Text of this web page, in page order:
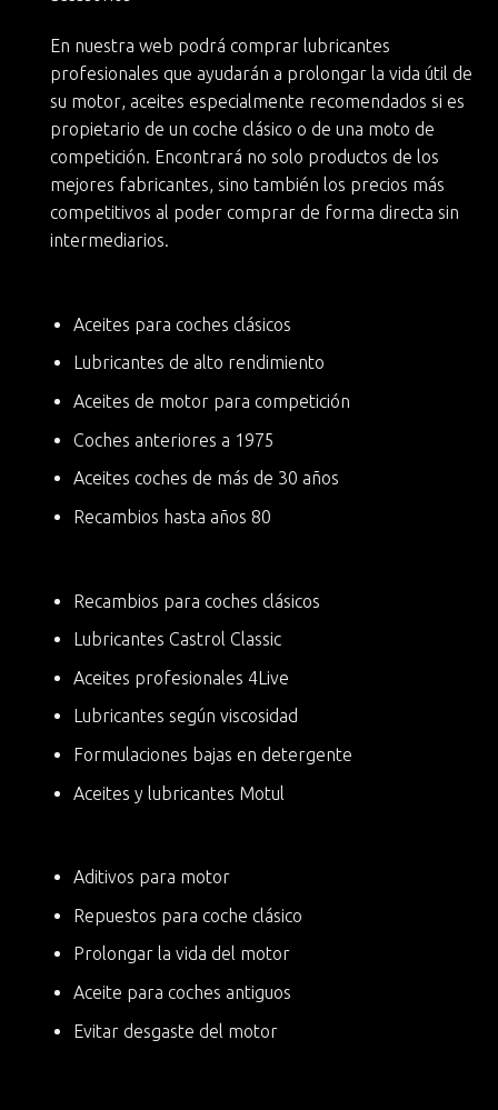
En nuestra web podrá comprar lubricantes
profesionales que ayudarán a prolongar la vida útil de
su motor, aceites especialmente recomendados si es
propietario de un coche clásico o de una moto de
competición. Encontrará no solo productos de los
mejores fabricantes, sino también los precios más
competitivos al poder comprar de forma directa sin
intermediarios.
Aceites para coches clásicos
Lubricantes de alto rendimiento
Aceites de motor para competición
Coches anteriores a 1975
Aceites coches de más de 30 años
Recambios hasta años 80
Recambios para coches clásicos
Lubricantes Castrol Classic
Aceites profesionales 4Live
Lubricantes según viscosidad
Formulaciones bajas en detergente
Aceites y lubricantes Motul
Aditivos para motor
Repuestos para coche clásico
Prolongar la vida del motor
Aceite para coches antiguos
Evitar desgaste del motor